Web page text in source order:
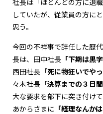
社長は「ほとんどの方に退
していたが、従業員の方に
思う。
今回の不祥事で辞任した歴
長は、田中社長 「下期は黒
西田社長 「死に物狂いでや
々木社長 「決算までの３日
大な要求を部下に突き付け
あからさまに 「経理なんか